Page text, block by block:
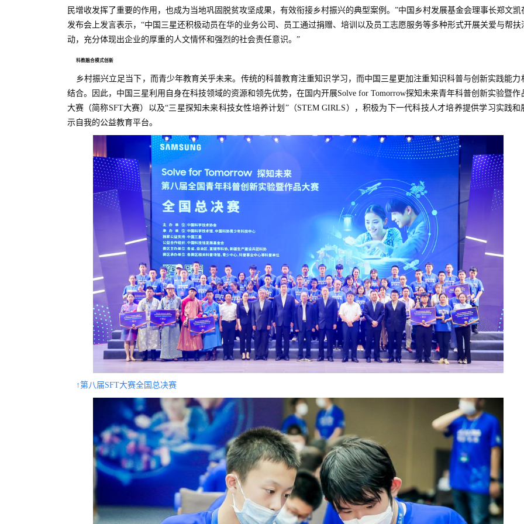
民增收发挥了重要的作用，也成为当地巩固脱贫攻坚成果，有效衔接乡村振兴的典型案例。”中国乡村发展基金会理事长郑文凯
发布会上发言表示，“中国三星还积极动员在华的业务公司、员工通过捐赠、培训以及员工志愿服务等多种形式开展关爱与帮扶
动，充分体现出企业的厚重的人文情怀和强烈的社会责任意识。”
科教融合模式创新
乡村振兴立足当下，而青少年教育关乎未来。传统的科普教育注重知识学习，而中国三星更加注重知识科普与创新实践能力
结合。因此，中国三星利用自身在科技领域的资源和领先优势，在国内开展Solve for Tomorrow探知未来青年科普创新实验暨作
大赛（简称SFT大赛）以及“三星探知未来科技女性培养计划”（STEM GIRLS），积极为下一代科技人才培养提供学习实践和
示自我的公益教育平台。
↑第八届SFT大赛全国总决赛